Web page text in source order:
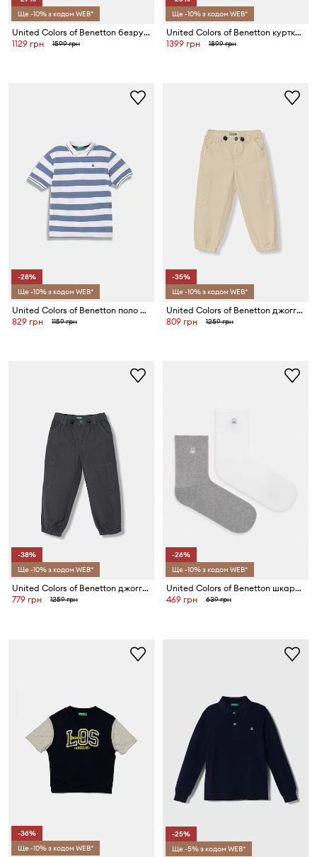
Ще -10% з кодом WEB*
United Colors of Benetton безрукавка з капюшоном дитяча
1129 грн
1599 грн
Ще -10% з кодом WEB*
United Colors of Benetton куртка дитяча
1399 грн
1899 грн
-28%
Ще -10% з кодом WEB*
United Colors of Benetton поло дитяче бавовняне
829 грн
1159 грн
-35%
Ще -10% з кодом WEB*
United Colors of Benetton джоггери дитячі бавовняні
809 грн
1259 грн
-38%
Ще -10% з кодом WEB*
United Colors of Benetton джоггери дитячі бавовняні
779 грн
1259 грн
-26%
Ще -10% з кодом WEB*
United Colors of Benetton шкарпетки дитячі 2 шт.
469 грн
639 грн
-36%
Ще -10% з кодом WEB*
-25%
Ще -5% з кодом WEB*